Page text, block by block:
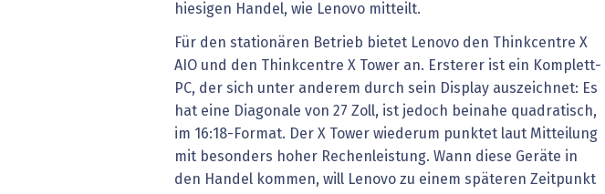
hiesigen Handel, wie Lenovo mitteilt.
Für den stationären Betrieb bietet Lenovo den Thinkcentre X
AIO und den Thinkcentre X Tower an. Ersterer ist ein Komplett-
PC, der sich unter anderem durch sein Display auszeichnet: Es
hat eine Diagonale von 27 Zoll, ist jedoch beinahe quadratisch,
im 16:18-Format. Der X Tower wiederum punktet laut Mitteilung
mit besonders hoher Rechenleistung. Wann diese Geräte in
den Handel kommen, will Lenovo zu einem späteren Zeitpunkt